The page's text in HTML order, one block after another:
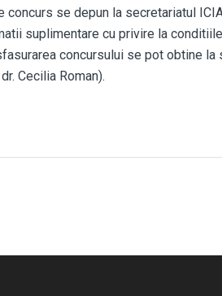
concurs se depun la secretariatul
suplimentare cu privire la
concursului se pot obtine
Cecilia Roman).